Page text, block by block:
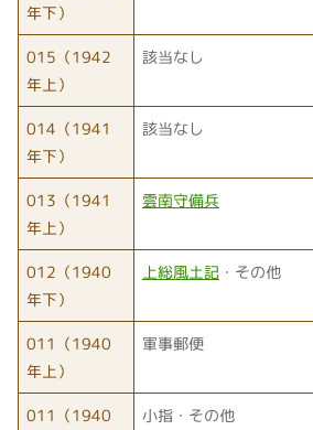
年下）
015（1942
年上）
該当なし
014（1941
年下）
該当なし
013（1941
年上）
雲南守備兵
012（1940
年下）
上総風土記 ・その他
011（1940
年上）
軍事郵便
011（1940
小指・その他